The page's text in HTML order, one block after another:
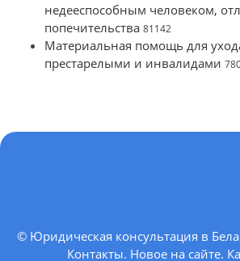
недееспособным человеком,
попечительства 81142
Материальная помощь для
престарелыми и инвалидами
© Юридическая консультация в
Контакты. Новое на сайте.